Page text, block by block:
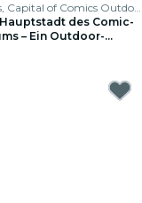
Brussels, Capital of Comics Outdoor Exploration Game
des Comic-
– Ein Outdoor-